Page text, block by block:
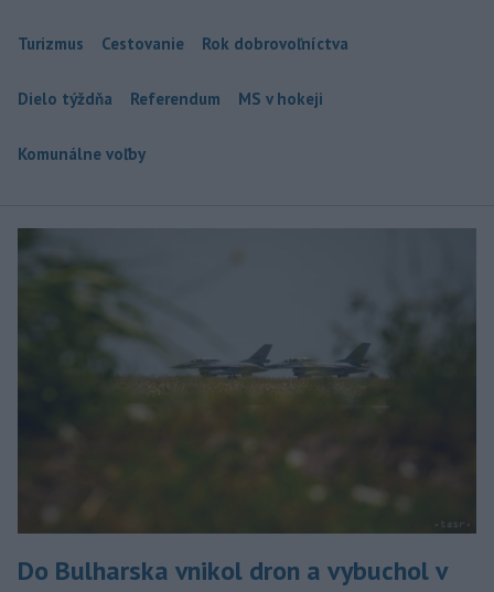
Turizmus Cestovanie Rok dobrovoľníctva
Dielo týždňa Referendum MS v hokeji
Komunálne voľby
Do Bulharska vnikol dron a vybuchol v